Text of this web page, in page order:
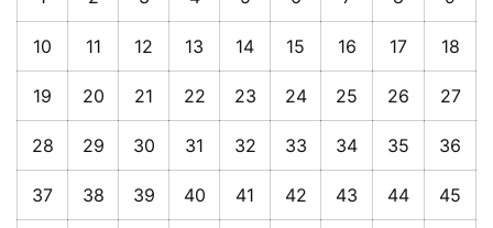
10 11 12 13 14 15 16 17 18
19 20 21 22 23 24 25 26 27
28 29 30 31 32 33 34 35 36
37 38 39 40 41 42 43 44 45